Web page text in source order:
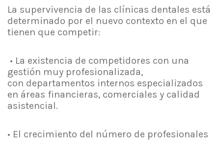
La supervivencia de las clínicas dentales está
determinado por el nuevo contexto en el que
tienen que competir:
• La existencia de competidores con una
gestión muy profesionalizada,
con departamentos internos especializados
en áreas financieras, comerciales y calidad
asistencial.
• El crecimiento del número de profesionales